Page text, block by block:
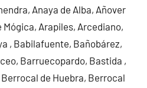
Anaya de Alba, Añover
Mógica, Arapiles, Arcediano,
, Babilafuente, Bañobárez,
Barruecopardo, Bastida ,
de Huebra, Berrocal